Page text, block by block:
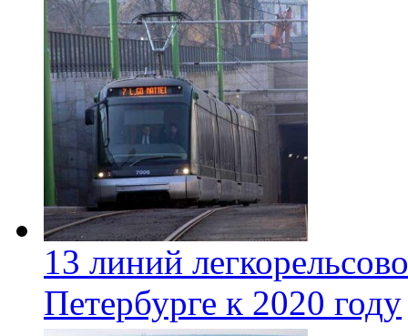
13 линий
Петербурге к 2020 году